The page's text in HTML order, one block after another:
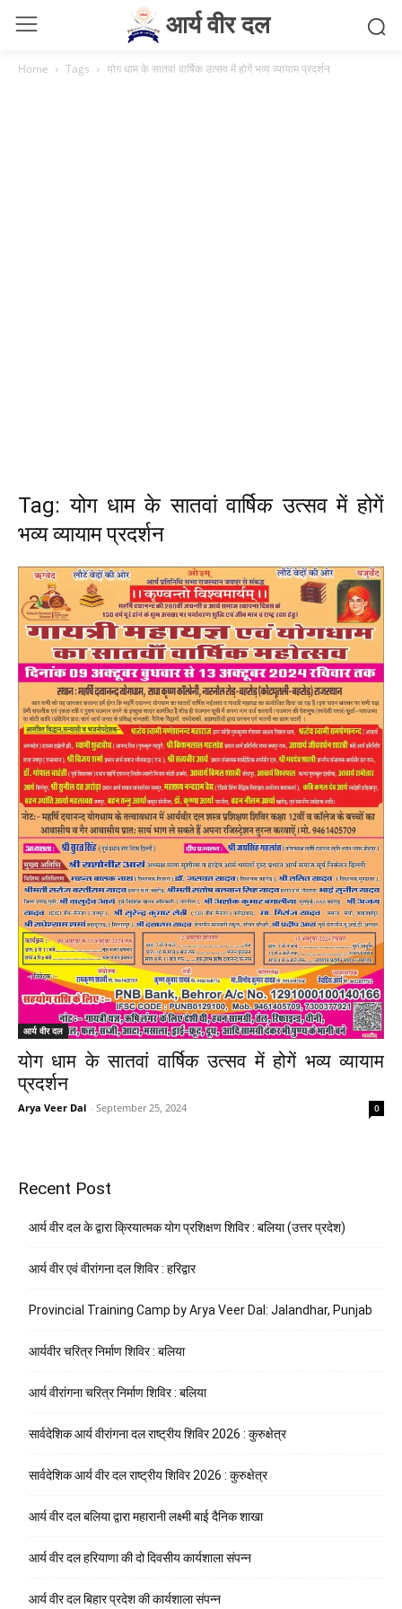
आर्य वीर दल
Home Tags योग धाम के सातवां वार्षिक उत्सव में होगें भव्य व्यायाम प्रदर्शन
Tag: योग धाम के सातवां वार्षिक उत्सव में होगें
भव्य व्यायाम प्रदर्शन
आर्य वीर दल
योग धाम के सातवां वार्षिक उत्सव में होगें भव्य व्यायाम
प्रदर्शन
Arya Veer Dal - September 25, 2024 0
Recent Post
आर्य वीर दल के द्वारा क्रियात्मक योग प्रशिक्षण शिविर : बलिया (उत्तर प्रदेश)
आर्य वीर एवं वीरांगना दल शिविर : हरिद्वार
Provincial Training Camp by Arya Veer Dal: Jalandhar, Punjab
आर्यवीर चरित्र निर्माण शिविर : बलिया
आर्य वीरांगना चरित्र निर्माण शिविर : बलिया
सार्वदेशिक आर्य वीरांगना दल राष्ट्रीय शिविर 2026 : कुरुक्षेत्र
सार्वदेशिक आर्य वीर दल राष्ट्रीय शिविर 2026 : कुरुक्षेत्र
आर्य वीर दल बलिया द्वारा महारानी लक्ष्मी बाई दैनिक शाखा
आर्य वीर दल हरियाणा की दो दिवसीय कार्यशाला संपन्न
आर्य वीर दल बिहार प्रदेश की कार्यशाला संपन्न